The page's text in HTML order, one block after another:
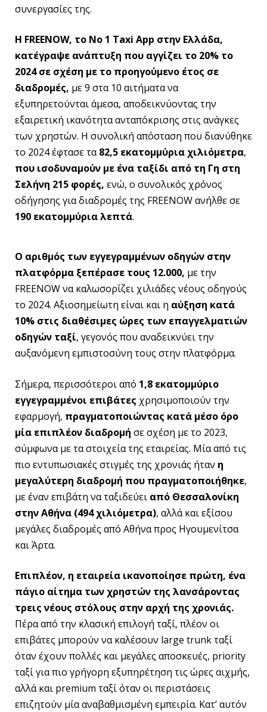
συνεργασίες της.
Η FREENOW, το No 1 Taxi App στην Ελλάδα,
κατέγραψε ανάπτυξη που αγγίζει το 20% το
2024 σε σχέση με το προηγούμενο έτος σε
διαδρομές, με 9 στα 10 αιτήματα να
εξυπηρετούνται άμεσα, αποδεικνύοντας την
εξαιρετική ικανότητα ανταπόκρισης στις ανάγκες
των χρηστών. Η συνολική απόσταση που διανύθηκε
το 2024 έφτασε τα82,5 εκατομμύρια χιλιόμετρα,
που ισοδυναμούν με ένα ταξίδι από τη Γη στη
Σελήνη 215 φορές, ενώ, ο συνολικός χρόνος
οδήγησης για διαδρομές της FREENOW ανήλθε σε
190 εκατομμύρια λεπτά.
Ο αριθμός των εγγεγραμμένων οδηγών στην
πλατφόρμα ξεπέρασε τους 12.000, με την
FREENOW να καλωσορίζει χιλιάδες νέους οδηγούς
το 2024. Αξιοσημείωτη είναι και η αύξηση κατά
10% στις διαθέσιμες ώρες των επαγγελματιών
οδηγών ταξί, γεγονός που αναδεικνύει την
αυξανόμενη εμπιστοσύνη τους στην πλατφόρμα.
Σήμερα, περισσότεροι από 1,8 εκατομμύριο
εγγεγραμμένοι επιβάτες χρησιμοποιούν την
εφαρμογή, πραγματοποιώντας κατά μέσο όρο
μία επιπλέον διαδρομή σε σχέση με το 2023,
σύμφωνα με τα στοιχεία της εταιρείας. Μία από τις
πιο εντυπωσιακές στιγμές της χρονιάς ήταν η
μεγαλύτερη διαδρομή που πραγματοποιήθηκε,
με έναν επιβάτη να ταξιδεύει από Θεσσαλονίκη
στην Αθήνα (494 χιλιόμετρα), αλλά και εξίσου
μεγάλες διαδρομές από Αθήνα προς Ηγουμενίτσα
και Άρτα.
Επιπλέον, η εταιρεία ικανοποίησε πρώτη, ένα
πάγιο αίτημα των χρηστών της λανσάροντας
τρεις νέους στόλους στην αρχή της χρονιάς.
Πέρα από την κλασική επιλογή ταξί, πλέον οι
επιβάτες μπορούν να καλέσουν large trunk ταξί
όταν έχουν πολλές και μεγάλες αποσκευές, priority
ταξί για πιο γρήγορη εξυπηρέτηση τις ώρες αιχμής,
αλλά και premium ταξί όταν οι περιστάσεις
επιζητούν μία αναβαθμισμένη εμπειρία. Κατ’ αυτόν